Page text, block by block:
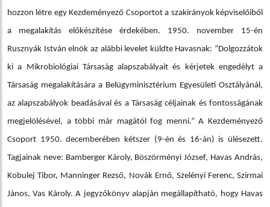
hozzon létre egy Kezdeményező Csoportot a szakirányok képviselőiből
a megalakítás előkészítése érdekében. 1950. november 15-én
Rusznyák István elnök az alábbi levelet küldte Havasnak: ”Dolgozzátok
ki a Mikrobiológiai Társaság alapszabályait és kérjetek engedélyt a
Társaság megalakítására a Belügyminisztérium Egyesületi Osztályánál,
az alapszabályok beadásával és a Társaság céljainak és fontosságának
megjelölésével, a többi már magától fog menni.” A Kezdeményező
Csoport 1950. decemberében kétszer (9-én és 16-án) is ülésezett.
Tagjainak neve: Bamberger Károly, Böszörményi József, Havas András,
Kobulej Tibor, Manninger Rezső, Novák Ernő, Szelényi Ferenc, Szirmai
János, Vas Károly. A jegyzőkönyv alapján megállapítható, hogy Havas